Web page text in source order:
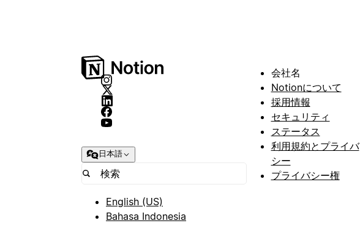
日本語
English (US)
Bahasa Indonesia
会社名
Notionについて
採用情報
セキュリティ
ステータス
利用規約とプライバ
シー
プライバシー権